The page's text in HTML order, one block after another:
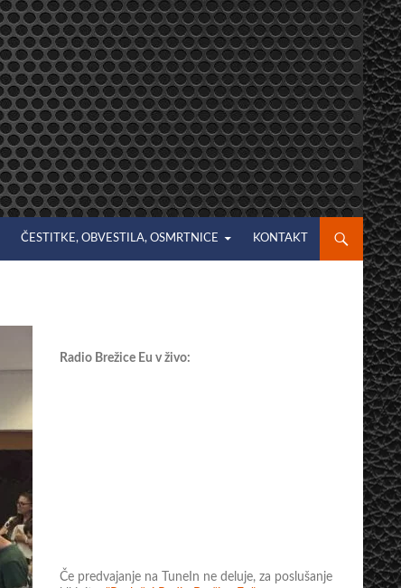
ČESTITKE, OBVESTILA, OSMRTNICE KONTAKT
Radio Brežice Eu v živo:
Če predvajanje na TuneIn ne deluje, za poslušanje